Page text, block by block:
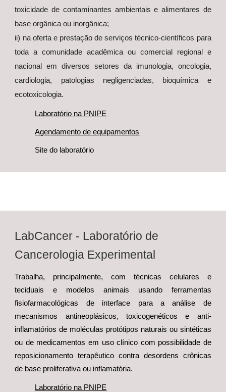
toxicidade de contaminantes ambientais e alimentares de
base orgânica ou inorgânica;
ii) na oferta e prestação de serviços técnico-científicos para
toda a comunidade acadêmica ou comercial regional e
nacional em diversos setores da imunologia, oncologia,
cardiologia, patologias negligenciadas, bioquímica e
ecotoxicologia.
Laboratório na PNIPE
Agendamento de equipamentos
Site do laboratório
LabCancer - Laboratório de
Cancerologia Experimental
Trabalha, principalmente, com técnicas celulares e
teciduais e modelos animais usando ferramentas
fisiofarmacológicas de interface para a análise de
mecanismos antineoplásicos, toxicogenéticos e anti-
inflamatórios de moléculas protótipos naturais ou sintéticas
ou de medicamentos em uso clínico com possibilidade de
reposicionamento terapêutico contra desordens crônicas
de base proliferativa ou inflamatória.
Laboratório na PNIPE